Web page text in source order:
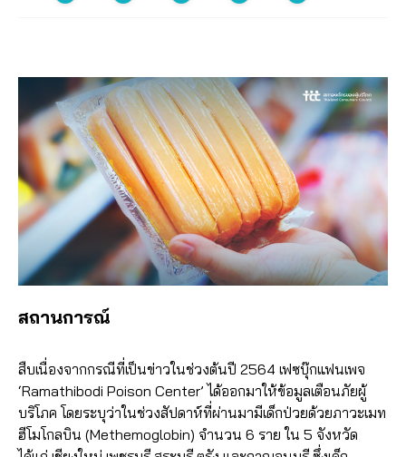
สถานการณ์
สืบเนื่องจากกรณีที่เป็นข่าวในช่วงต้นปี 2564 เฟซบุ๊กแฟนเพจ
‘Ramathibodi Poison Center’ ได้ออกมาให้ข้อมูลเตือนภัยผู้
บริโภค โดยระบุว่าในช่วงสัปดาห์ที่ผ่านมามีเด็กป่วยด้วยภาวะเมท
ฮีโมโกลบิน (Methemoglobin) จำนวน 6 ราย ใน 5 จังหวัด